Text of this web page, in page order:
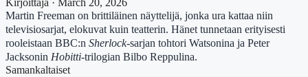
Kirjoittaja · March 20, 2026
Martin Freeman on brittiläinen näyttelijä, jonka ura kattaa niin
televisiosarjat, elokuvat kuin teatterin. Hänet tunnetaan erityisesti
rooleistaan BBC:n Sherlock-sarjan tohtori Watsonina ja Peter
Jacksonin Hobitti-trilogian Bilbo Reppulina.
Samankaltaiset